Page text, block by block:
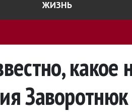
ЖИЗНЬ
какое
Заворотнюк